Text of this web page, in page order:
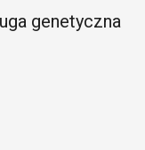
genetyczna